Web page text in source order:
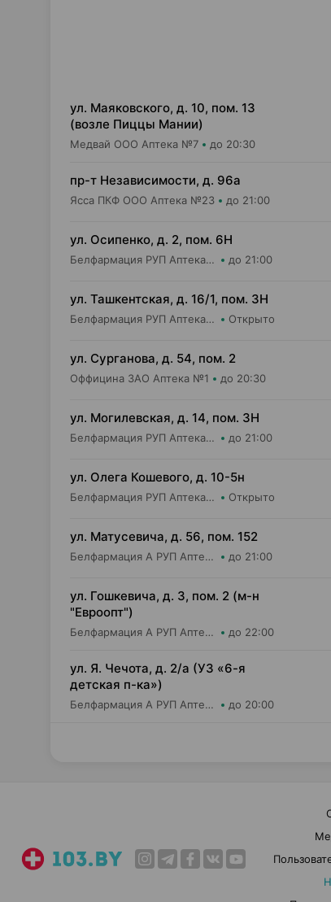
ул. Маяковского, д. 10, пом. 13
(возле Пиццы Мании)
Медвай ООО Аптека №7 до 20:30
пр-т Независимости, д. 96а
Ясса ПКФ ООО Аптека №23 до 21:00
ул. Осипенко, д. 2, пом. 6Н
Белфармация РУП Аптека №59 до 21:00
ул. Ташкентская, д. 16/1, пом. 3Н
Белфармация РУП Аптека №3 (дежурная) Открыто
ул. Сурганова, д. 54, пом. 2
Оффицина ЗАО Аптека №1 до 20:30
ул. Могилевская, д. 14, пом. 3Н
Белфармация РУП Аптека №26 до 21:00
ул. Олега Кошевого, д. 10-5н
Белфармация РУП Аптека №25 (дежурная) Открыто
ул. Матусевича, д. 56, пом. 152
Белфармация А РУП Аптека №68 до 21:00
ул. Гошкевича, д. 3, пом. 2 (м-н
"Евроопт")
Белфармация А РУП Аптека №5 до 22:00
ул. Я. Чечота, д. 2/а (УЗ «6-я
детская п-ка»)
Белфармация А РУП Аптека №74 до 20:00